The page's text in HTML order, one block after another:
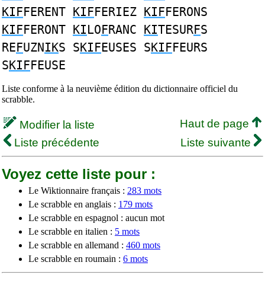
KIFFERENT KIFFERIEZ KIFFERONS
KIFFERONT KILOFRANC KITESURFS
REFUZNIKS SKIFEUSES SKIFFEURS
SKIFFEUSE
Liste conforme à la neuvième édition du dictionnaire officiel du
scrabble.
Modifier la liste
Haut de page
Liste précédente
Liste suivante
Voyez cette liste pour :
Le Wiktionnaire français : 283 mots
Le scrabble en anglais : 179 mots
Le scrabble en espagnol : aucun mot
Le scrabble en italien : 5 mots
Le scrabble en allemand : 460 mots
Le scrabble en roumain : 6 mots